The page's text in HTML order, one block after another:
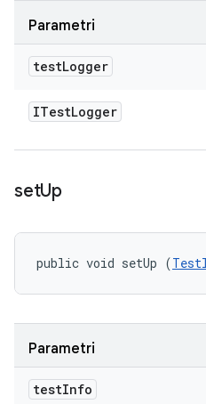
Parametri
testLogger
ITestLogger
setUp
public void setUp (
Parametri
testInfo